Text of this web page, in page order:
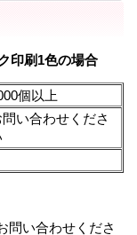
印刷1色の場合
個以上
問い合わせくださ
問い合わせくださ